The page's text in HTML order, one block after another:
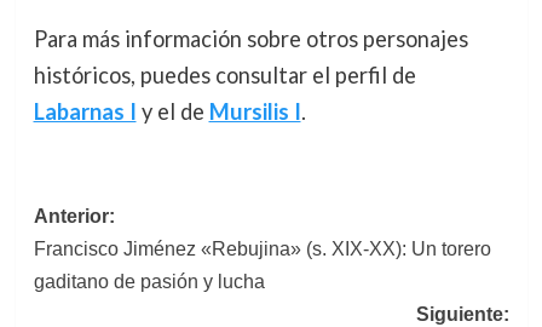
Para más información sobre otros personajes
históricos, puedes consultar el perfil de
Labarnas I y el de Mursilis I.
Navegación
de
entradas
Anterior:
Francisco Jiménez «Rebujina» (s. XIX-XX): Un torero
gaditano de pasión y lucha
Siguiente: